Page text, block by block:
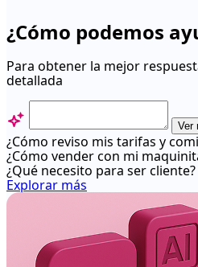
Centro
de
ayuda
¿Cómo podemos
Para obtener la mejor
detallada
Ver
¿Cómo reviso mis tarifas y
¿Cómo vender con mi
¿Qué necesito para ser cliente?
Explorar más